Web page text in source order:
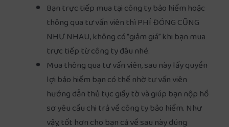
Bạn trực tiếp mua tại công ty bảo hiểm hoặc
thông qua tư vấn viên thì PHÍ ĐÓNG CŨNG
NHƯ NHAU, không có “giảm giá” khi bạn mua
trực tiếp từ công ty đâu nhé.
Mua thông qua tư vấn viên, sau này lấy quyền
lợi bảo hiểm bạn có thể nhờ tư vấn viên
hướng dẫn thủ tục giấy tờ và giúp bạn nộp hồ
sơ yêu cầu chi trả về công ty bảo hiểm. Như